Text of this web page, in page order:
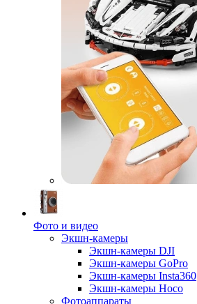
Фото и видео
Экшн-камеры
Экшн-камеры DJI
Экшн-камеры GoPro
Экшн-камеры Insta360
Экшн-камеры Hoco
Фотоаппараты